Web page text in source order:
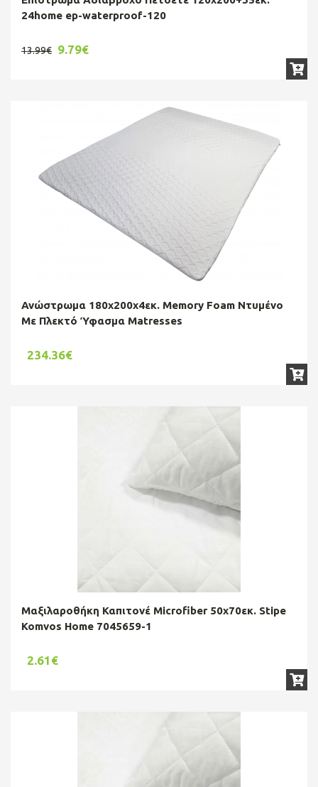
24home ep-waterproof-120
13.99€ 9.79€
Ανώστρωμα 180x200x4εκ. Memory Foam Ντυμένο
Με Πλεκτό Ύφασμα Matresses
234.36€
Μαξιλαροθήκη Καπιτονέ Microfiber 50x70εκ. Stipe
Komvos Home 7045659-1
2.61€